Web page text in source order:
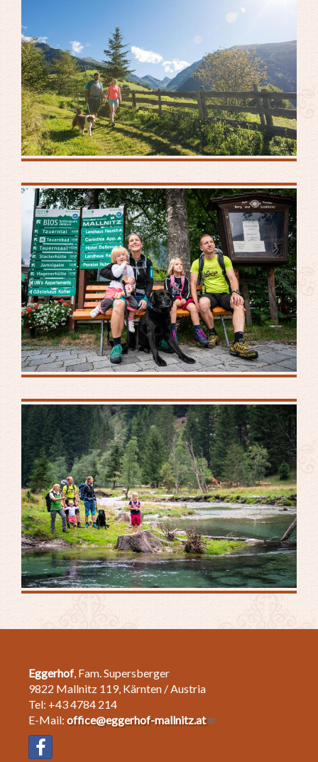
Eggerhof, Fam. Supersberger
9822 Mallnitz 119, Kärnten / Austria
Tel: +43 4784 214
E-Mail: office@eggerhof-mallnitz.at